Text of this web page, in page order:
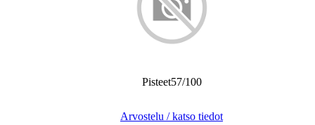
Pisteet57/100
Arvostelu / katso tiedot